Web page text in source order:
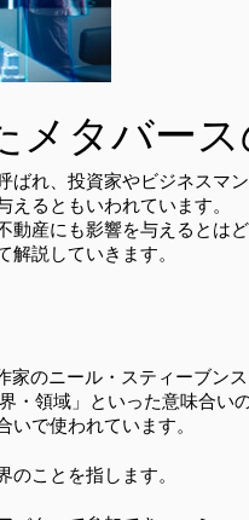
メタバー
れ、投資家やビジネスマ
るともいわれています。
産にも影響を与えるとは
解説していきます。
のニール・スティーブンス
・領域」といった意味合い
で使われています。
ことを指します。